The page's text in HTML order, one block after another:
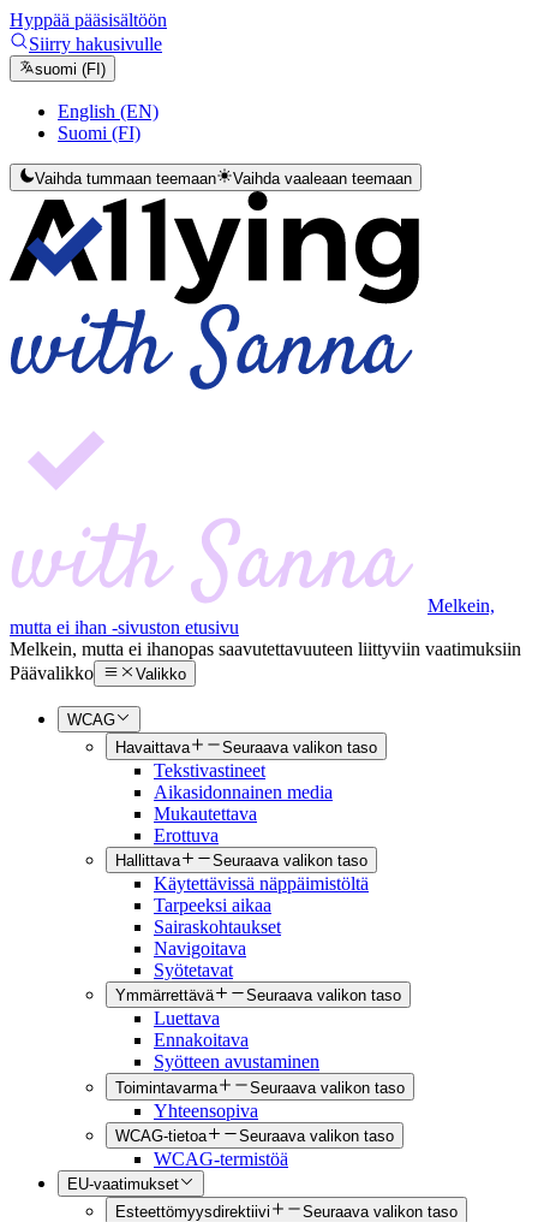
Hyppää pääsisältöön
Siirry hakusivulle
suomi (FI)
English (EN)
Suomi (FI)
Vaihda tummaan teemaan Vaihda vaaleaan teemaan
Melkein,
mutta ei ihan -sivuston etusivu
Melkein, mutta ei ihanopas saavutettavuuteen liittyviin vaatimuksiin
Päävalikko
Valikko
WCAG
Havaittava
Seuraava valikon taso
Tekstivastineet
Aikasidonnainen media
Mukautettava
Erottuva
Hallittava Seuraava valikon taso
Käytettävissä näppäimistöltä
Tarpeeksi aikaa
Sairaskohtaukset
Navigoitava
Syötetavat
Ymmärrettävä Seuraava valikon taso
Luettava
Ennakoitava
Syötteen avustaminen
Toimintavarma Seuraava valikon taso
Yhteensopiva
WCAG-tietoa Seuraava valikon taso
WCAG-termistöä
EU-vaatimukset
Esteettömyysdirektiivi
Seuraava valikon taso